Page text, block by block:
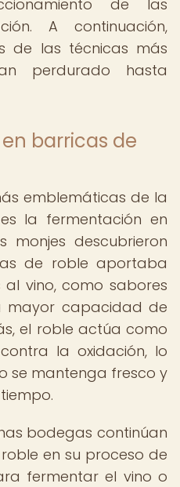
de las
A continuación,
de las técnicas más
perdurado hasta
barricas de
emblemáticas de la
la fermentación en
monjes descubrieron
de roble aportaba
vino, como sabores
mayor capacidad de
el roble actúa como
la oxidación, lo
se mantenga fresco y
bodegas continúan
en su proceso de
fermentar el vino o